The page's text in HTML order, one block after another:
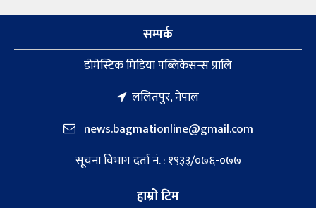
सम्पर्क
डाेमेस्टिक मिडिया पब्लिकेसन्स प्रालि
ललितपुर, नेपाल
news.bagmationline@gmail.com
सूचना विभाग दर्ता नं. : १९३३/०७६-०७७
हाम्रो टिम